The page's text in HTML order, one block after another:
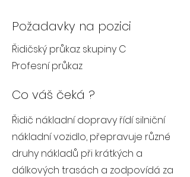
Požadavky na pozici
Řidičský průkaz skupiny C
Profesní průkaz
Co váš čeká ?
Řidič nákladní dopravy řídí silniční
nákladní vozidlo, přepravuje různé
druhy nákladů při krátkých a
dálkových trasách a zodpovídá za